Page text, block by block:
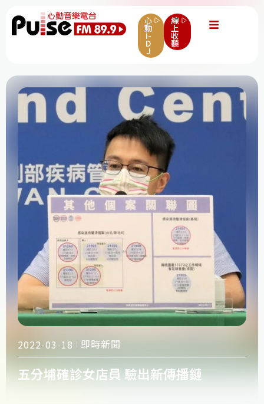
心
動
i-
D
J
線
上
收
聽
2022-03-18 即時新聞
五分埔確診女店員 驗出新傳播鏈